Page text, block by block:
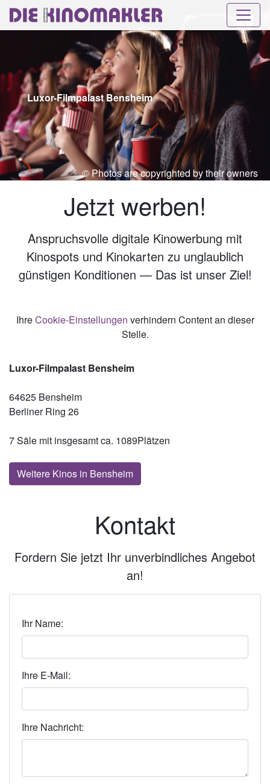
Luxor-Filmpalast Bensheim
© Photos are copyrighted by their owners
Jetzt werben!
Anspruchsvolle digitale Kinowerbung mit
Kinospots und Kinokarten zu unglaublich
günstigen Konditionen — Das ist unser Ziel!
IhreCookie-Einstellungen verhindern Content an dieser
Stelle.
Luxor-Filmpalast Bensheim
64625 Bensheim
Berliner Ring 26
7 Säle mit insgesamt ca. 1089Plätzen
Weitere Kinos in Bensheim
Kontakt
Fordern Sie jetzt Ihr unverbindliches Angebot
an!
Ihr Name:
Ihre E-Mail:
Ihre Nachricht: